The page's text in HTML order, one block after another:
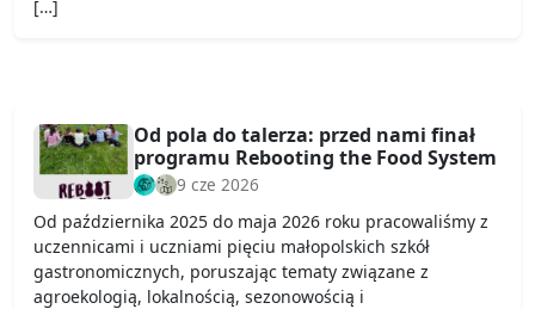
[…]
Od pola do talerza: przed nami finał
programu Rebooting the Food System
9 cze 2026
Od października 2025 do maja 2026 roku pracowaliśmy z
uczennicami i uczniami pięciu małopolskich szkół
gastronomicznych, poruszając tematy związane z
agroekologią, lokalnością, sezonowością i